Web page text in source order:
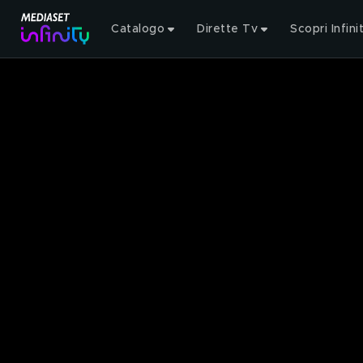
Catalogo Dirette Tv Scopri